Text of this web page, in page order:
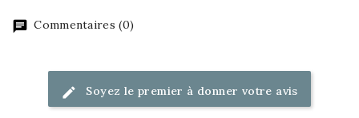
Commentaires (0)
Soyez le premier à donner votre avis